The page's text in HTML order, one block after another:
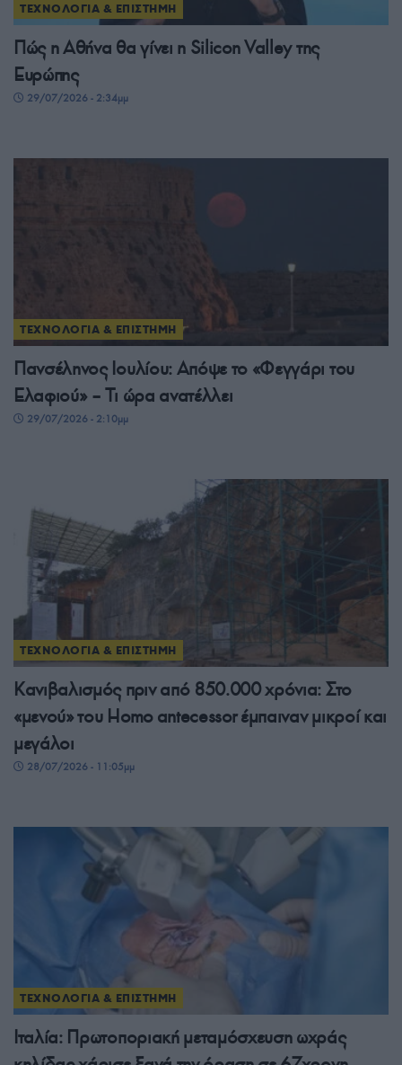
ΤΕΧΝΟΛΟΓΙΑ & ΕΠΙΣΤΗΜΗ
Πώς η Αθήνα θα γίνει η Silicon Valley της
Ευρώπης
29/07/2026 - 2:34μμ
ΤΕΧΝΟΛΟΓΙΑ & ΕΠΙΣΤΗΜΗ
Πανσέληνος Ιουλίου: Απόψε το «Φεγγάρι του
Ελαφιού» – Τι ώρα ανατέλλει
29/07/2026 - 2:10μμ
ΤΕΧΝΟΛΟΓΙΑ & ΕΠΙΣΤΗΜΗ
Κανιβαλισμός πριν από 850.000 χρόνια: Στο
«μενού» του Homo antecessor έμπαιναν μικροί και
μεγάλοι
28/07/2026 - 11:05μμ
ΤΕΧΝΟΛΟΓΙΑ & ΕΠΙΣΤΗΜΗ
Ιταλία: Πρωτοποριακή μεταμόσχευση ωχράς